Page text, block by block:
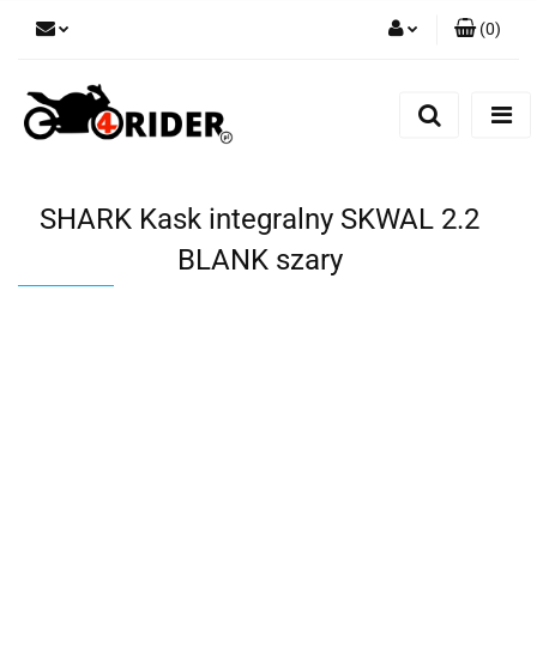
(0)
SHARK Kask integralny SKWAL 2.2
BLANK szary